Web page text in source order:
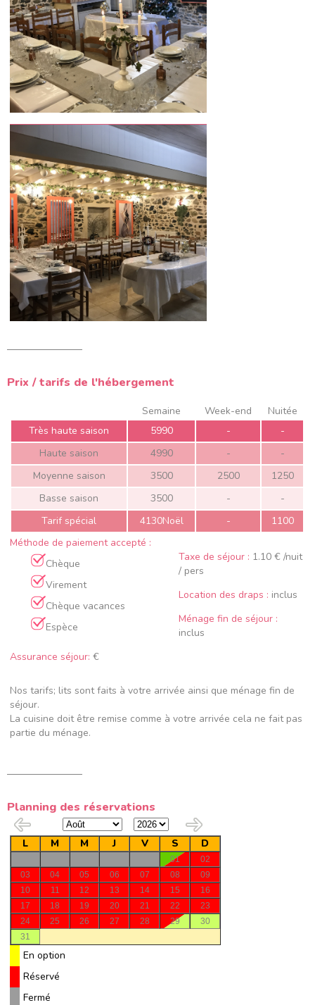
Prix / tarifs de l'hébergement
Semaine Week-end
Nuitée
Très haute saison
5990 -
-
Haute saison
4990 -
-
Moyenne saison
3500 2500
1250
Basse saison
3500 -
-
Tarif spécial
4130Noël -
1100
Méthode de paiement accepté :
Chèque
Virement
Chèque vacances
Espèce
Taxe de séjour : 1.10 € /nuit
/ pers
Location des draps : inclus
Ménage fin de séjour :
inclus
Assurance séjour: €
Nos tarifs; lits sont faits à votre arrivée ainsi que ménage fin de
séjour.
La cuisine doit être remise comme à votre arrivée cela ne fait pas
partie du ménage.
Planning des réservations
L M M J V S D
01
02
03
04 05 06 07 08
09
10
11 12 13 14 15
16
17
18 19 20 21 22
23
24
25 26 27 28 29
30
31
En option
Réservé
Fermé